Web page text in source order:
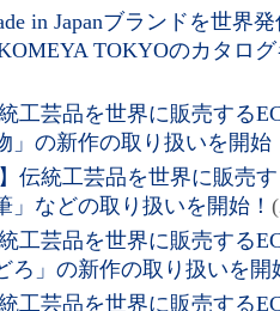
in Japanブランドを世界
TOKYOのカタロ
工芸品を世界に販売する
」の新作の取り扱いを開始
伝統工芸品を世界に販売
」などの取り扱いを開始！
工芸品を世界に販売する
ろ」の新作の取り扱いを開
工芸品を世界に販売する